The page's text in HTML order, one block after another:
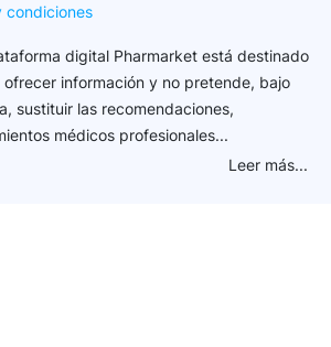
condiciones
digital Pharmarket está destinado
información y no pretende, bajo
sustituir las recomendaciones,
médicos profesionales...
Leer más...